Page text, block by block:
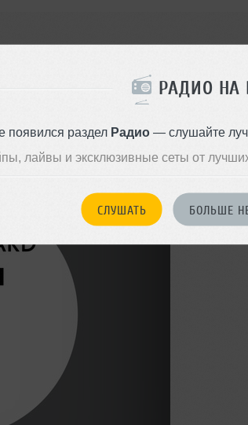
РАДИО НА
появился раздел Радио— слушайте
лайвы и эксклюзивные сеты от
СЛУШАТЬ БОЛЬШЕ
на большой громкости!